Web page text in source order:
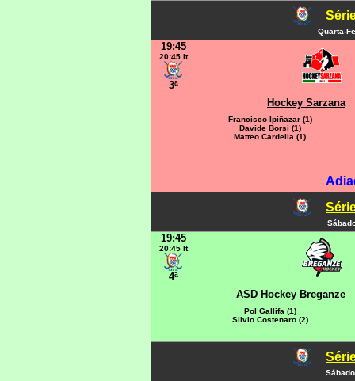
Quarta-
19:45
20:45 It
3ª
Hockey Sarzana
Francisco Ipiñazar (1)
Davide Borsi (1)
Matteo Cardella (1)
19:45
20:45 It
4ª
ASD Hockey Breganze
Pol Gallifa (1)
Silvio Costenaro (2)